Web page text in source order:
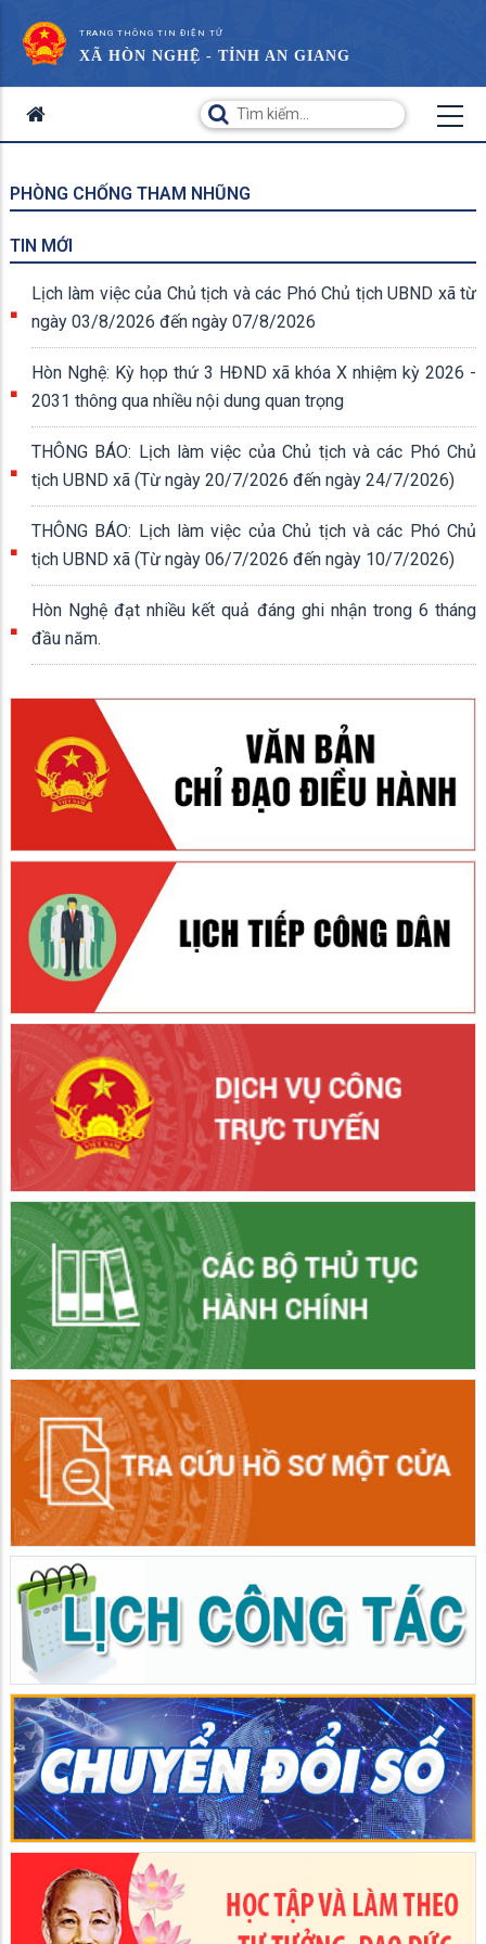
TRANG THÔNG TIN ĐIỆN TỬ
XÃ HÒN NGHỆ - TỈNH AN GIANG
PHÒNG CHỐNG THAM NHŨNG
TIN MỚI
Lịch làm việc của Chủ tịch và các Phó Chủ tịch UBND xã từ
ngày 03/8/2026 đến ngày 07/8/2026
Hòn Nghệ: Kỳ họp thứ 3 HĐND xã khóa X nhiệm kỳ 2026 -
2031 thông qua nhiều nội dung quan trọng
THÔNG BÁO: Lịch làm việc của Chủ tịch và các Phó Chủ
tịch UBND xã (Từ ngày 20/7/2026 đến ngày 24/7/2026)
THÔNG BÁO: Lịch làm việc của Chủ tịch và các Phó Chủ
tịch UBND xã (Từ ngày 06/7/2026 đến ngày 10/7/2026)
Hòn Nghệ đạt nhiều kết quả đáng ghi nhận trong 6 tháng
đầu năm.